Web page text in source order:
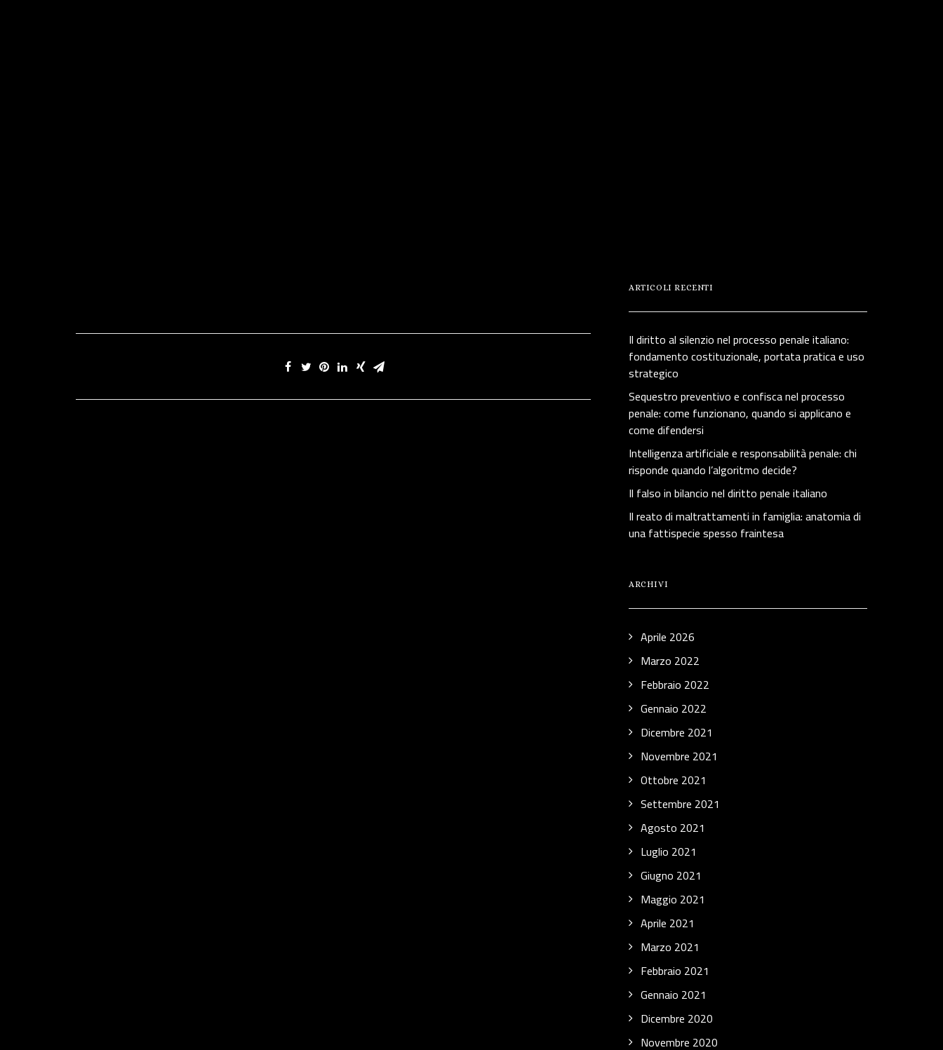
ARTICOLI RECENTI
Il diritto al silenzio nel processo penale italiano:
fondamento costituzionale, portata pratica e uso
strategico
Sequestro preventivo e confisca nel processo
penale: come funzionano, quando si applicano e
come difendersi
Intelligenza artificiale e responsabilità penale: chi
risponde quando l’algoritmo decide?
Il falso in bilancio nel diritto penale italiano
Il reato di maltrattamenti in famiglia: anatomia di
una fattispecie spesso fraintesa
ARCHIVI
Aprile 2026
Marzo 2022
Febbraio 2022
Gennaio 2022
Dicembre 2021
Novembre 2021
Ottobre 2021
Settembre 2021
Agosto 2021
Luglio 2021
Giugno 2021
Maggio 2021
Aprile 2021
Marzo 2021
Febbraio 2021
Gennaio 2021
Dicembre 2020
Novembre 2020